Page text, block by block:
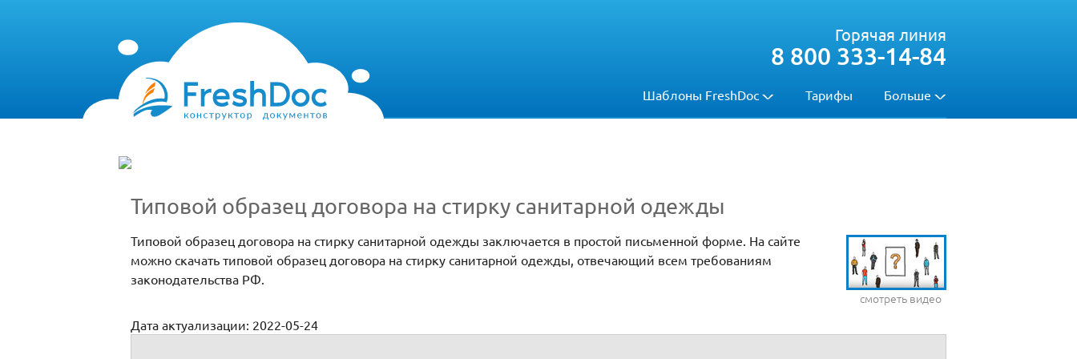
Шаблоны FreshDoc Тарифы Больше
Горячая линия
8 800 333-14-84
Типовой образец договора на стирку санитарной одежды
смотреть видео
Типовой образец договора на стирку санитарной одежды заключается в простой письменной форме. На сайте
можно скачать типовой образец договора на стирку санитарной одежды, отвечающий всем требованиям
законодательства РФ.
Дата актуализации: 2022-05-24